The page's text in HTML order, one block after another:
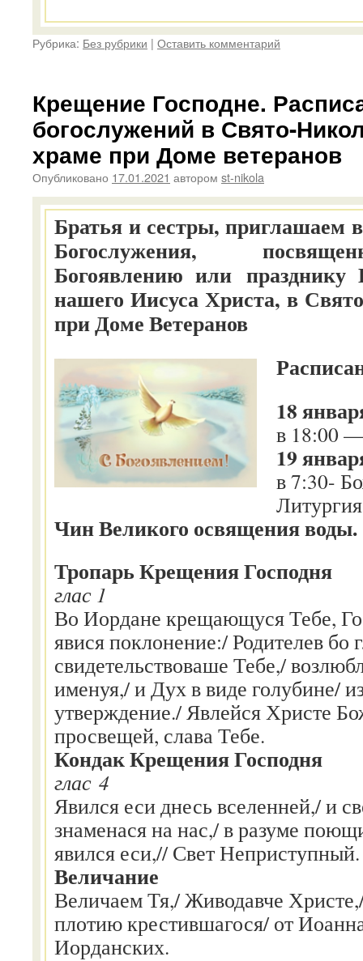
Рубрика: Без рубрики | Оставить комментарий
Крещение Господне.
богослужений в Свято-
храме при Доме ветеранов
Опубликовано 17.01.2021 автором st-nikola
Братья и сестры, приглашаем
Богослужения,
Богоявлению или празднику
нашего Иисуса Христа, в
при Доме Ветеранов
18
в 18:00
19
в 7:30-
Чин Великого освящения воды.
Тропарь Крещения Господня
глас 1
Во Иордане крещающуся Тебе,
явися поклонение:/ Родителев бо
свидетельствоваше Тебе,/
именуя,/ и Дух в виде голубине/
утверждение./ Явлейся Христе
просвещей, слава Тебе.
Кондак Крещения Господня
глас 4
Явился еси днесь вселенней,/ и
знаменася на нас,/ в разуме
явился еси,// Свет Неприступный.
Величание
Величаем Тя,/ Живодавче
плотию крестившагося/ от
Иорданских.